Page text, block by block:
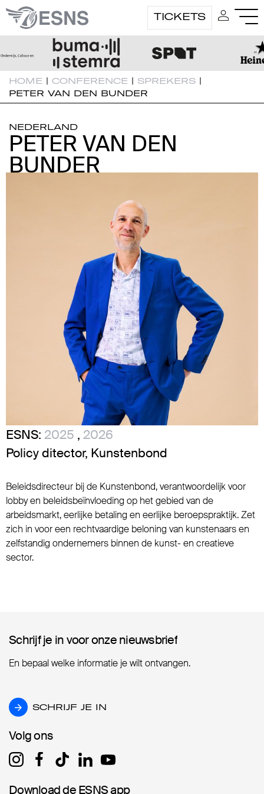
TICKETS
HOME | CONFERENCE | SPREKERS |
PETER VAN DEN BUNDER
NEDERLAND
PETER VAN DEN
PETER VAN DEN
BUNDER
BUNDER
ESNS: 2025 , 2026
Policy ditector, Kunstenbond
Beleidsdirecteur bij de Kunstenbond, verantwoordelijk voor
lobby en beleidsbeïnvloeding op het gebied van de
arbeidsmarkt, eerlijke betaling en eerlijke beroepspraktijk. Zet
zich in voor een rechtvaardige beloning van kunstenaars en
zelfstandig ondernemers binnen de kunst- en creatieve
sector.
Schrijf je in voor onze nieuwsbrief
Schrijf je in voor onze nieuwsbrief
En bepaal welke informatie je wilt ontvangen.
SCHRIJF JE IN
SCHRIJF JE IN
Volg ons
Volg ons
Download de ESNS app
Download de ESNS app